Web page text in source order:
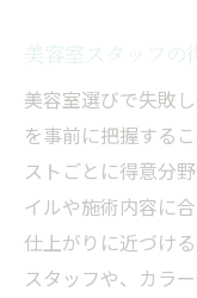
美容室スタッフの
美容室選びで失敗
を事前に把握する
ストごとに得意分
イルや施術内容に
仕上がりに近づけ
スタッフや、カラ